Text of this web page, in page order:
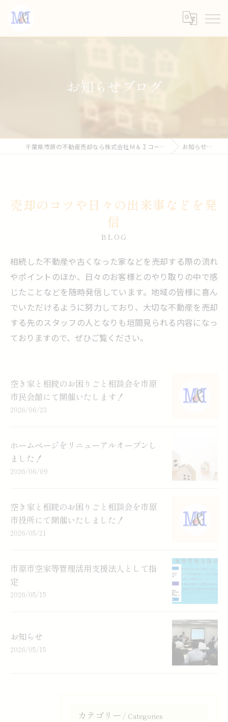
お知らせブログ
千葉県市原の不動産売却なら株式会社Ｍ＆Ｉコーポレーション お知らせブログ
売却のコツや日々の出来事などを発
信
BLOG
相続した不動産や古くなった家などを売却する際の流れ
やポイントのほか、日々のお客様とのやり取りの中で感
じたことなどを随時発信しています。地域の皆様に喜ん
でいただけるように努力しており、大切な不動産を売却
する先のスタッフの人となりも垣間見られる内容になっ
ておりますので、ぜひご覧ください。
空き家と相続のお困りごと相談会を市原
市民会館にて開催いたします！
2026/06/23
ホームページをリニューアルオープンし
ました！
2026/06/09
空き家と相続のお困りごと相談会を市原
市役所にて開催いたしました！
2026/05/21
市原市空家等管理活用支援法人として指
定
2026/05/15
お知らせ
2026/05/15
カテゴリー Categories